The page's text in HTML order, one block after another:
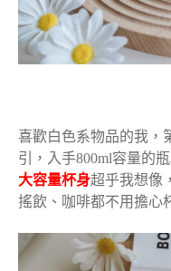
喜歡白色系物品的我，
引，入手800ml容量的
大容量杯身超乎我想像
搖飲、咖啡都不用擔心